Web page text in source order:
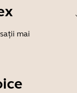
mai